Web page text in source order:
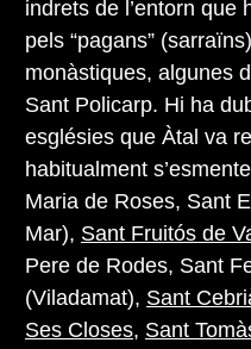
indrets de l’entorn que
pels “pagans”
monàstiques, algunes
Sant Policarp. Hi ha
esglésies que Àtal va
habitualment
Maria de Roses, Sant
Mar), Sant Fruitós de
Pere de Rodes, Sant
(Viladamat), Sant
Ses Closes, Sant